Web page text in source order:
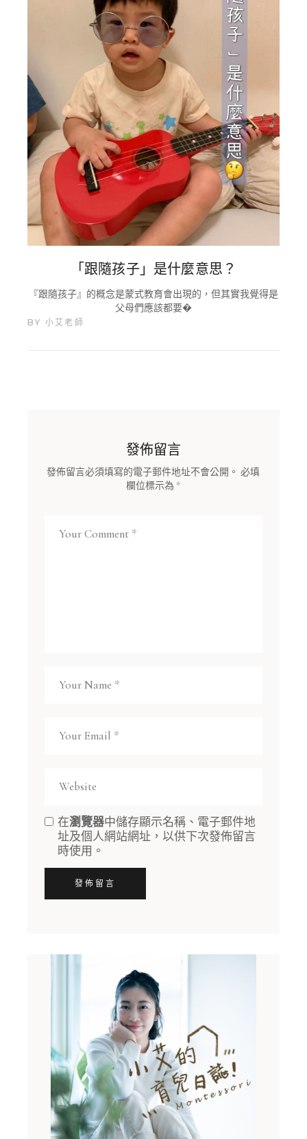
「跟隨孩子」是什麼意思？
『跟隨孩子』的概念是蒙式教育會出現的，但其實我覺得是
父母們應該都要�
BY 小艾老師
發佈留言
發佈留言必須填寫的電子郵件地址不會公開。 必填
欄位標示為 *
在瀏覽器中儲存顯示名稱、電子郵件地
址及個人網站網址，以供下次發佈留言
時使用。
發佈留言